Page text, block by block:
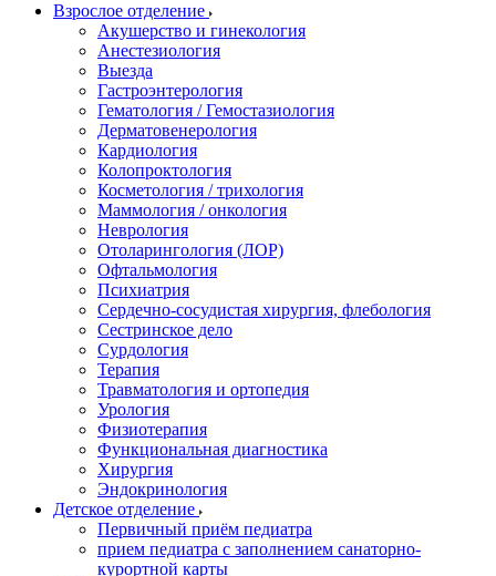
Взрослое отделение
Акушерство и гинекология
Анестезиология
Выезда
Гастроэнтерология
Гематология / Гемостазиология
Дерматовенерология
Кардиология
Колопроктология
Косметология / трихология
Маммология / онкология
Неврология
Отоларингология (ЛОР)
Офтальмология
Психиатрия
Сердечно-сосудистая хирургия, флебология
Сестринское дело
Сурдология
Терапия
Травматология и ортопедия
Урология
Физиотерапия
Функциональная диагностика
Хирургия
Эндокринология
Детское отделение
Первичный приём педиатра
прием педиатра с заполнением санаторно-
курортной карты